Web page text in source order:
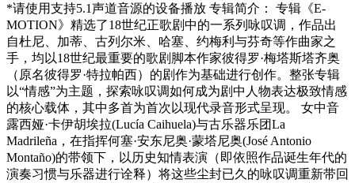
*请使用支持5.1声道音源的设备播放 专辑简介： 专辑《E-
MOTION》精选了18世纪正歌剧中的一系列咏叹调，作品出
自杜尼、加蒂、古列尔米、哈塞、约梅利与芬奇等作曲家之
手，均以18世纪最重要的歌剧脚本作家彼得罗·梅塔斯塔齐奥
（原名彼得罗·特拉帕西）的剧作为基础进行创作。整张专辑
以“情感”为主题，探索咏叹调如何成为剧中人物表达极致情感
的核心载体，其中多首为首次以现代录音形式呈现。 女中音
露西娅·卡伊胡埃拉(Lucía Caihuela)与古乐器乐团La
Madrileña，在指挥何塞·安东尼奥·蒙塔尼奥(José Antonio
Montaño)的带领下，以历史知情表演（即依照作品诞生年代的
演奏习惯与乐器进行诠释）将这些尘封已久的咏叹调重新带回